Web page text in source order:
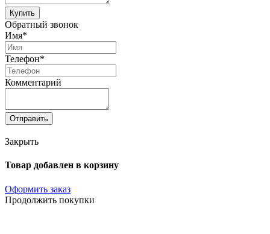
Купить
Обратный звонок
Имя*
Телефон*
Комментарий
Отправить
Закрыть
Товар добавлен в корзину
Оформить заказ
Продолжить покупки